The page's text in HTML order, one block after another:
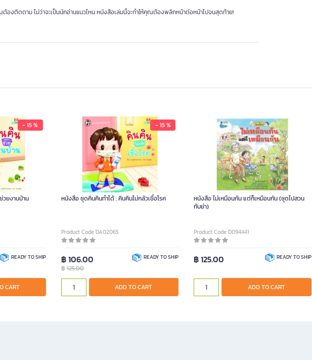
องติดตาม ไม่ว่าจะเป็นนักอ่านแนวไหน หนังสือเล่มนี้จะทำให้คุณต้องพลิกหน้าต่อหน้าไปจนสุดท้าย!
- 15 %
วยงานบ้าน
READY TO SHIP
CART
- 15 %
หนังสือ ชุดคินคินทำได้ : คินคินไม่กลัวเชื้อโรค
Product Code DA02065
฿ 106.00
฿ 125.00
READY TO SHIP
ADD TO CART
หนังสือ ไม่เหมือนกัน แต่ก็เหมือนกัน (ชุดไปสวน
กับย่า)
Product Code D094441
฿ 125.00 READY TO SHIP
ADD TO CART